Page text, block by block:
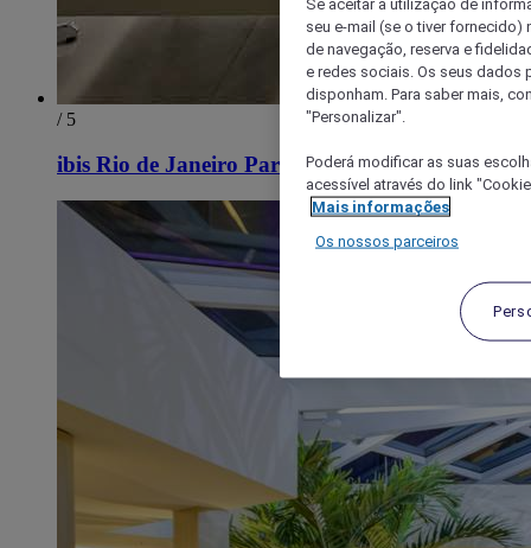
/ 5
ibis Rio de Janeiro Parque Olimpico
seu e-mail (se o tiver
de navegação, reserva e
e redes sociais. Os seus dados
disponham. Para saber mais,
"Personalizar".
Poderá modificar as suas
acessível através do link
Mais informações
Os nossos parceiros